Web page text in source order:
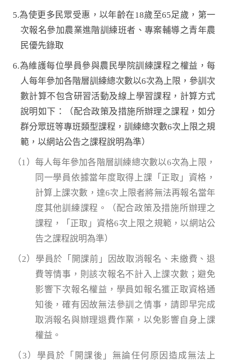
5.為使更多民眾受惠，以年齡在18歲至65足歲，第一
次報名參加農業進階訓練班者、專案輔導之青年農
民優先錄取
6.為維護每位學員參與農民學院訓練課程之權益，每
人每年參加各階層訓練總次數以6次為上限，參訓次
數計算不包含研習活動及線上學習課程，計算方式
說明如下：（配合政策及措施所辦理之課程，如分
群分眾班等專班類型課程，訓練總次數6次上限之規
範，以網站公告之課程說明為準）
（1）每人每年參加各階層訓練總次數以6次為上限，
同一學員依據當年度取得上課「正取」資格，
計算上課次數，達6次上限者將無法再報名當年
度其他訓練課程。（配合政策及措施所辦理之
課程，「正取」資格6次上限之規範，以網站公
告之課程說明為準）
（2）學員於「開課前」因故取消報名、未繳費、退
費等情事，則該次報名不計入上課次數；避免
影響下次報名權益，學員如報名獲正取資格通
知後，確有因故無法參訓之情事，請即早完成
取消報名與辦理退費作業，以免影響自身上課
權益。
（3）學員於「開課後」無論任何原因造成無法上